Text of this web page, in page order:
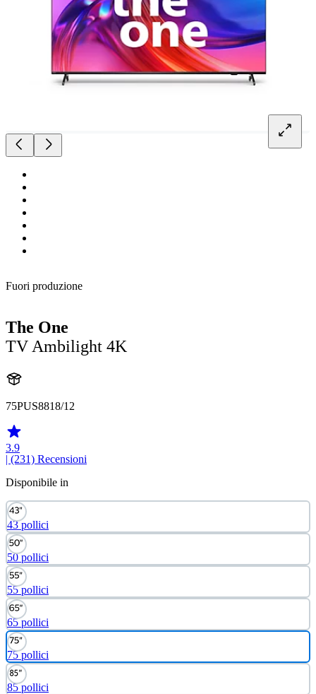
Fuori produzione
The One
TV Ambilight 4K
75PUS8818/12
3.9
| (231) Recensioni
Disponibile in
43 pollici
50 pollici
55 pollici
65 pollici
75 pollici
85 pollici